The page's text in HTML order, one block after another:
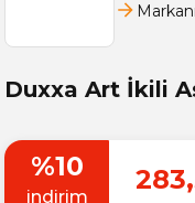
Duxxa Art İkili
%10
indirim